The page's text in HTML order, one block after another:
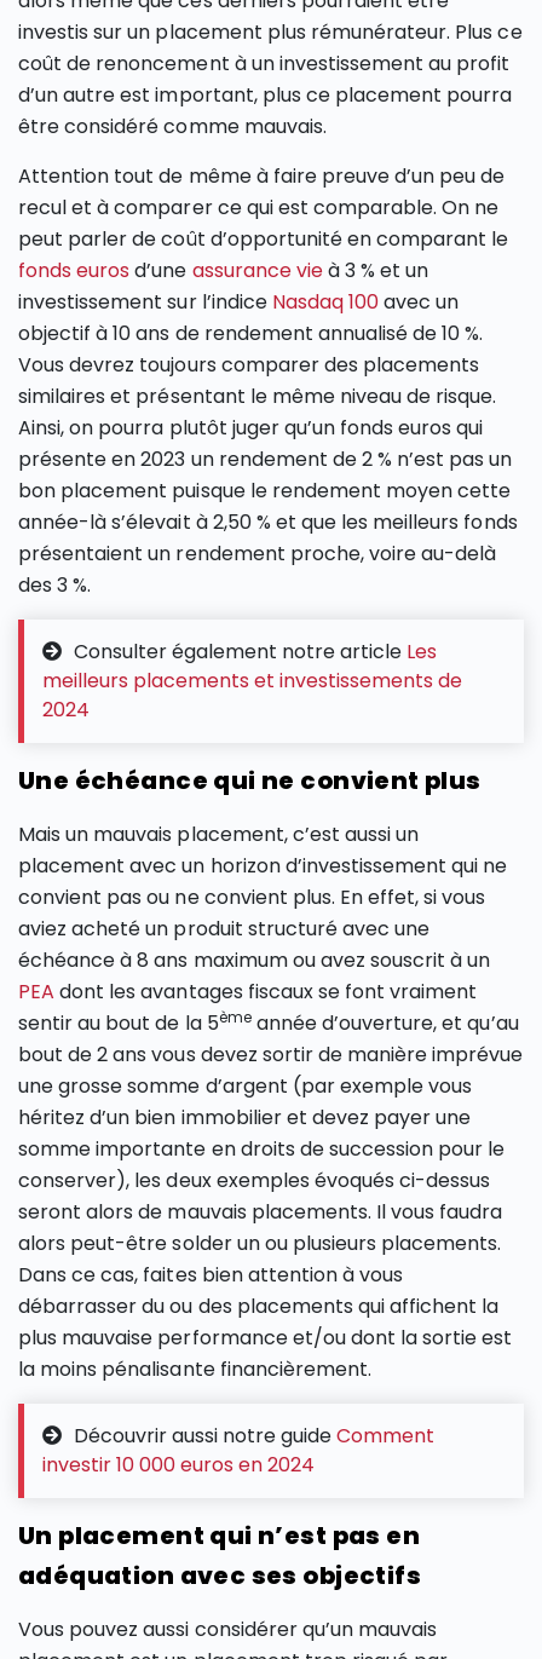
investis sur un placement plus rémunérateur. Plus ce
coût de renoncement à un investissement au profit
d’un autre est important, plus ce placement pourra
être considéré comme mauvais.
Attention tout de même à faire preuve d’un peu de
recul et à comparer ce qui est comparable. On ne
peut parler de coût d’opportunité en comparant le
fonds euros d’une assurance vieà 3 % et un
investissement sur l’indice Nasdaq 100avec un
objectif à 10 ans de rendement annualisé de 10 %.
Vous devrez toujours comparer des placements
similaires et présentant le même niveau de risque.
Ainsi, on pourra plutôt juger qu’un fonds euros qui
présente en 2023 un rendement de 2 % n’est pas un
bon placement puisque le rendement moyen cette
année-là s’élevait à 2,50 % et que les meilleurs fonds
présentaient un rendement proche, voire au-delà
des 3 %.
Consulter également notre article Les
meilleurs placements et investissements de
2024
Une échéance qui ne convient plus
Mais un mauvais placement, c’est aussi un
placement avec un horizon d’investissement qui ne
convient pas ou ne convient plus. En effet, si vous
aviez acheté un produit structuré avec une
échéance à 8 ans maximum ou avez souscrit à un
PEA dont les avantages fiscaux se font vraiment
sentir au bout de la 5èmeannée d’ouverture, et qu’au
bout de 2 ans vous devez sortir de manière imprévue
une grosse somme d’argent (par exemple vous
héritez d’un bien immobilier et devez payer une
somme importante en droits de succession pour le
conserver), les deux exemples évoqués ci-dessus
seront alors de mauvais placements. Il vous faudra
alors peut-être solder un ou plusieurs placements.
Dans ce cas, faites bien attention à vous
débarrasser du ou des placements qui affichent la
plus mauvaise performance et/ou dont la sortie est
la moins pénalisante financièrement.
Découvrir aussi notre guideComment
investir 10 000 euros en 2024
Un placement qui n’est pas en
adéquation avec ses objectifs
Vous pouvez aussi considérer qu’un mauvais